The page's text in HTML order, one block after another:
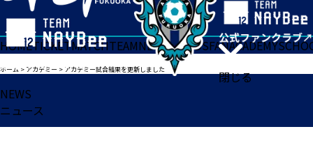
閉じる
HOMETICKETMATCHTEAMNEWSGOODSFANACADEMY
ホーム > アカデミー > アカデミー試合結果を更新しました
NEWS
ニュース